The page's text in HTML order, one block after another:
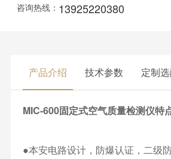
咨询热线： 13925220380
产品介绍 技术参数 定制
MIC-600固定式空气质量检测仪特
●本安电路设计，防爆认证，二级